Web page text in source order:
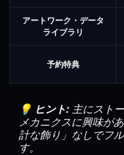
アートワーク・データ
ライブラリ
予約特典
💡 ヒント: 主にスト
メカニクスに興味が
計な飾り」なしでフ
す。